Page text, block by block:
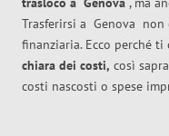
Trasferirsi a Genova non
finanziaria. Ecco perché ti
chiara dei costi, così
costi nascosti o spese